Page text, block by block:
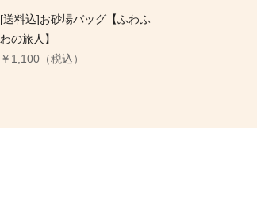
[送料込]お砂場バッグ【ふわふ
わの旅人】
￥1,100（税込）